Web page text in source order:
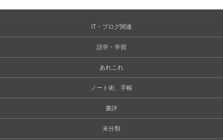
IT・ブログ関連
語学・学習
あれこれ
ノート術、手帳
書評
未分類